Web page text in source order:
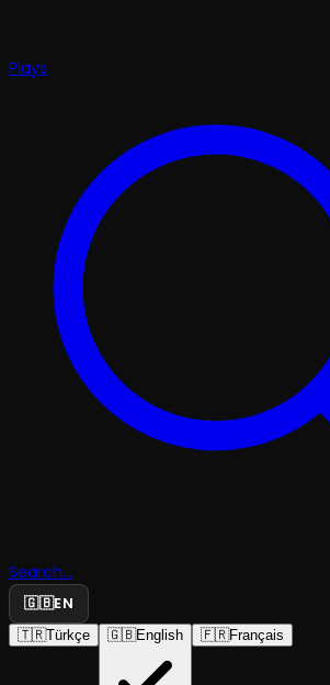
Plays
Search...
🇬🇧EN
🇹🇷Türkçe 🇬🇧English 🇫🇷Français